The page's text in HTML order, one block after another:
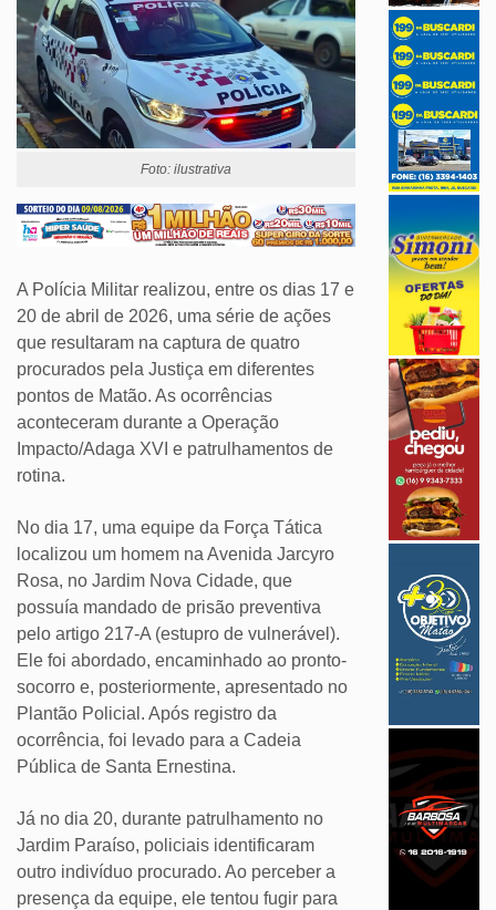
Foto: ilustrativa
A Polícia Militar realizou, entre os dias 17 e
20 de abril de 2026, uma série de ações
que resultaram na captura de quatro
procurados pela Justiça em diferentes
pontos de Matão. As ocorrências
aconteceram durante a Operação
Impacto/Adaga XVI e patrulhamentos de
rotina.
No dia 17, uma equipe da Força Tática
localizou um homem na Avenida Jarcyro
Rosa, no Jardim Nova Cidade, que
possuía mandado de prisão preventiva
pelo artigo 217-A (estupro de vulnerável).
Ele foi abordado, encaminhado ao pronto-
socorro e, posteriormente, apresentado no
Plantão Policial. Após registro da
ocorrência, foi levado para a Cadeia
Pública de Santa Ernestina.
Já no dia 20, durante patrulhamento no
Jardim Paraíso, policiais identificaram
outro indivíduo procurado. Ao perceber a
presença da equipe, ele tentou fugir para